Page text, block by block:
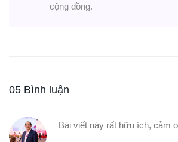
cộng đồng.
05 Bình luận
Bài viết này rất hữu ích, cảm